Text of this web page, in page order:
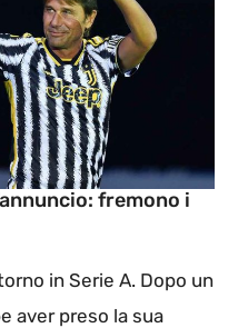
fremono i
in Serie A. Dopo un
aver preso la sua